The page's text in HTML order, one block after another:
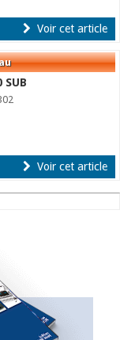
Voir cet article
SUB
Voir cet article